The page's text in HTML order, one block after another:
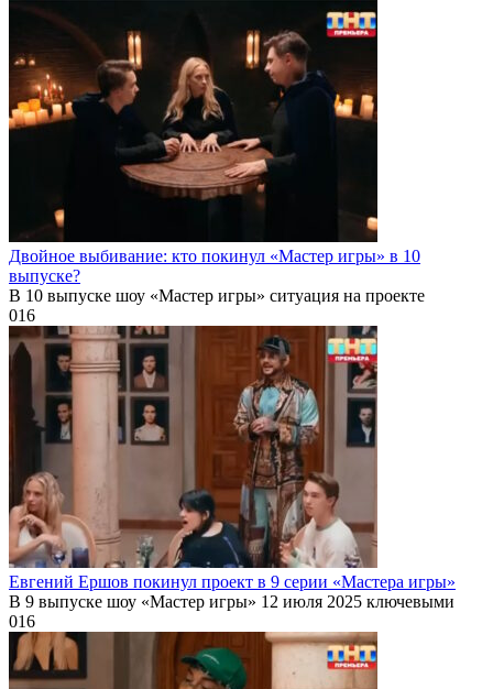
Двойное выбивание: кто покинул «Мастер игры» в 10
выпуске?
В 10 выпуске шоу «Мастер игры» ситуация на проекте
016
Евгений Ершов покинул проект в 9 серии «Мастера игры»
В 9 выпуске шоу «Мастер игры» 12 июля 2025 ключевыми
016